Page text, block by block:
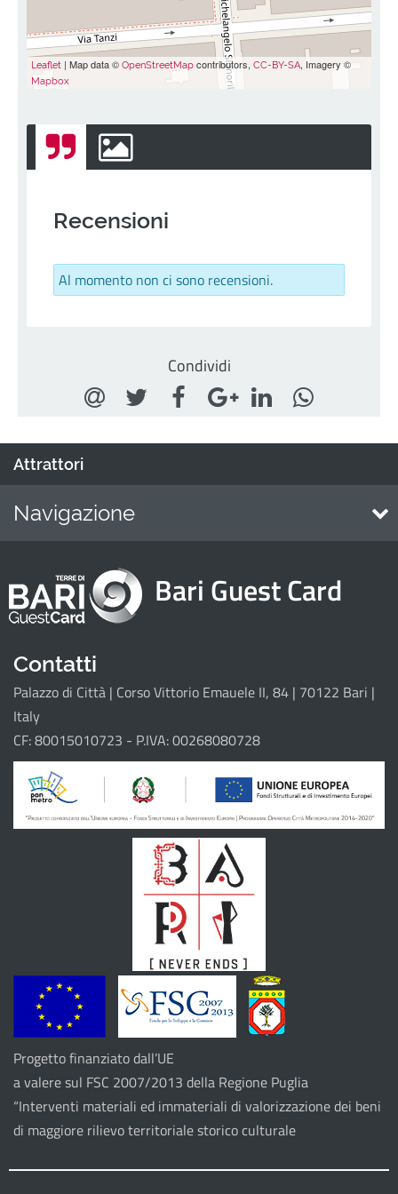
Leaflet | Map data © OpenStreetMap contributors, CC-BY-SA, Imagery ©
Mapbox
Recensioni
Al momento non ci sono recensioni.
Condividi
Attrattori
Navigazione
Attrattori
Eventi
Itinerari
Il progetto
Bari Guest Card
Contatti
Palazzo di Città | Corso Vittorio Emauele II, 84 | 70122 Bari |
Italy
CF: 80015010723 - P.IVA: 00268080728
Progetto finanziato dall’UE
a valere sul FSC 2007/2013 della Regione Puglia
“Interventi materiali ed immateriali di valorizzazione dei beni
di maggiore rilievo territoriale storico culturale